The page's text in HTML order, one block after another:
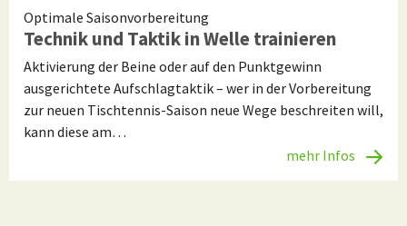
Optimale Saisonvorbereitung
Technik und Taktik in Welle trainieren
Aktivierung der Beine oder auf den Punktgewinn
ausgerichtete Aufschlagtaktik – wer in der Vorbereitung
zur neuen Tischtennis-Saison neue Wege beschreiten will,
kann diese am…
mehr Infos